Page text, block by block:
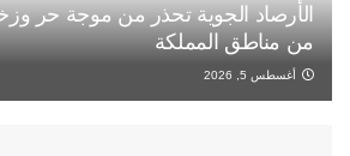
الأرصاد الجوية تحذر من موجة حر
من مناطق المملكة
أغسطس 5, 2026